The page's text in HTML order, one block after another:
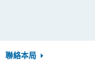
聯絡本局